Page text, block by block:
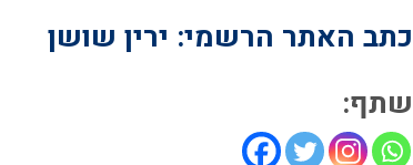
כתב האתר הרשמי: ירין שושן
שתף: